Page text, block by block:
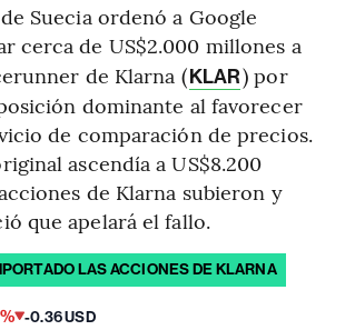
Suecia ordenó a Google
cerca de US$2.000 millones a
de Klarna (KLAR) por
dominante al favorecer
de comparación de precios.
ascendía a US$8.200
de Klarna subieron y
que apelará el fallo.
LAS ACCIONES DE KLARNA
-0.36 USD